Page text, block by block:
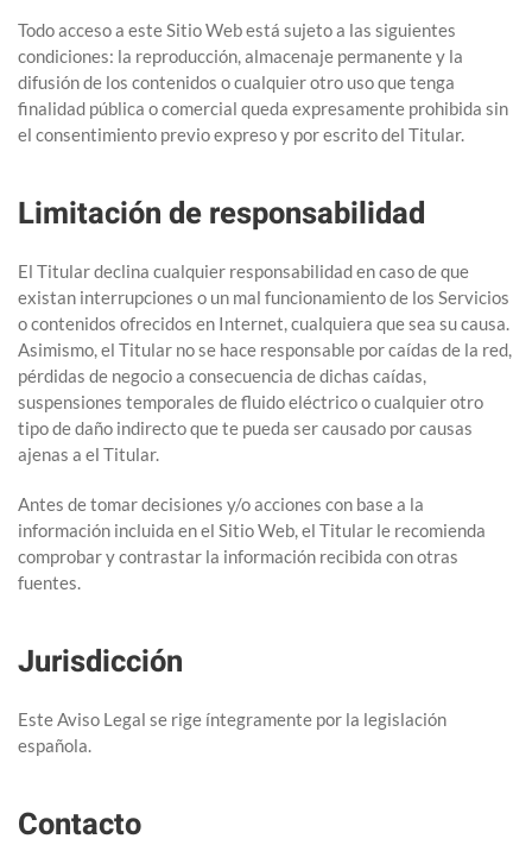
Todo acceso a este Sitio Web está sujeto a las siguientes
condiciones: la reproducción, almacenaje permanente y la
difusión de los contenidos o cualquier otro uso que tenga
finalidad pública o comercial queda expresamente prohibida sin
el consentimiento previo expreso y por escrito del Titular.
Limitación de responsabilidad
El Titular declina cualquier responsabilidad en caso de que
existan interrupciones o un mal funcionamiento de los Servicios
o contenidos ofrecidos en Internet, cualquiera que sea su causa.
Asimismo, el Titular no se hace responsable por caídas de la red,
pérdidas de negocio a consecuencia de dichas caídas,
suspensiones temporales de fluido eléctrico o cualquier otro
tipo de daño indirecto que te pueda ser causado por causas
ajenas a el Titular.
Antes de tomar decisiones y/o acciones con base a la
información incluida en el Sitio Web, el Titular le recomienda
comprobar y contrastar la información recibida con otras
fuentes.
Jurisdicción
Este Aviso Legal se rige íntegramente por la legislación
española.
Contacto